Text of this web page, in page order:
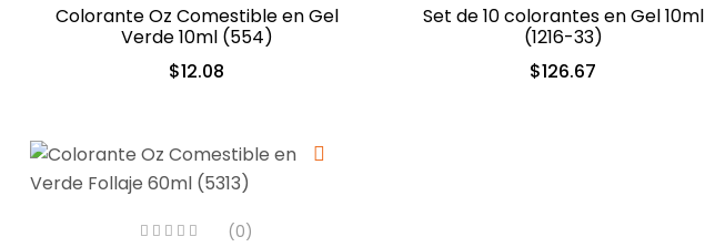
Colorante Oz Comestible en Gel
Verde 10ml (554)
$12.08
Set de 10 colorantes en Gel 10ml
(1216-33)
$126.67
(0)